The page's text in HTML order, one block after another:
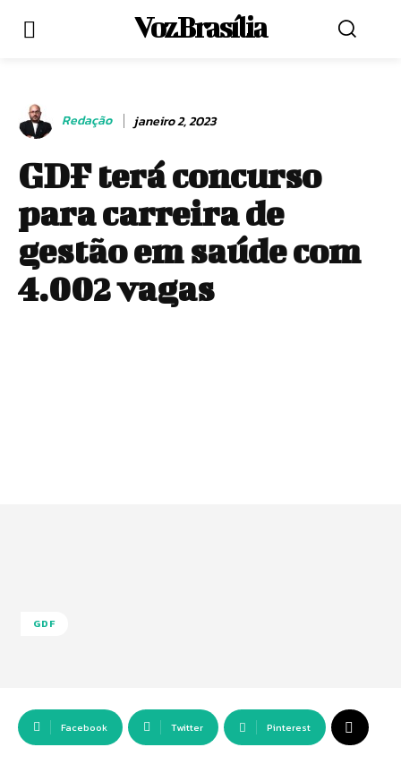
Voz Brasília
Redação janeiro 2, 2023
GDF terá concurso
para carreira de
gestão em saúde com
4.002 vagas
GDF
Facebook Twitter Pinterest